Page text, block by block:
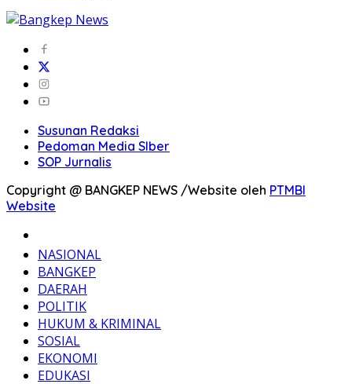
Susunan Redaksi
Pedoman Media SIber
SOP Jurnalis
Copyright @ BANGKEP NEWS /Website oleh PTMBI
Website
NASIONAL
BANGKEP
DAERAH
POLITIK
HUKUM & KRIMINAL
SOSIAL
EKONOMI
EDUKASI